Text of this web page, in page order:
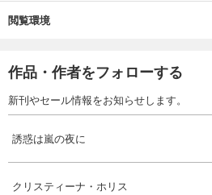
閲覧環境
作品・作者をフォローする
新刊やセール情報をお知らせします。
誘惑は嵐の夜に
クリスティーナ・ホリス